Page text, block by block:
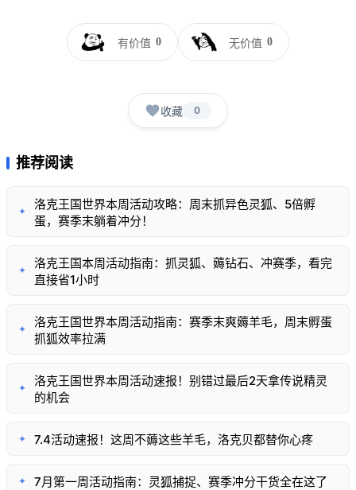
有价值 0 无价值 0
收藏 0
推荐阅读
✦
洛克王国世界本周活动攻略：周末抓异色灵狐、5倍孵
蛋，赛季末躺着冲分！
✦
洛克王国本周活动指南：抓灵狐、薅钻石、冲赛季，看完
直接省1小时
✦
洛克王国世界本周活动指南：赛季末爽薅羊毛，周末孵蛋
抓狐效率拉满
✦
洛克王国世界本周活动速报！别错过最后2天拿传说精灵
的机会
✦ 7.4活动速报！这周不薅这些羊毛，洛克贝都替你心疼
✦ 7月第一周活动指南：灵狐捕捉、赛季冲分干货全在这了